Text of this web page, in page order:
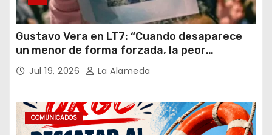
Gustavo Vera en LT7: “Cuando desaparece
un menor de forma forzada, la peor
hipótesis es trata, y así debe seguir
caratulado el caso Loan”
Jul 19, 2026 La Alameda
COMUNICADOS